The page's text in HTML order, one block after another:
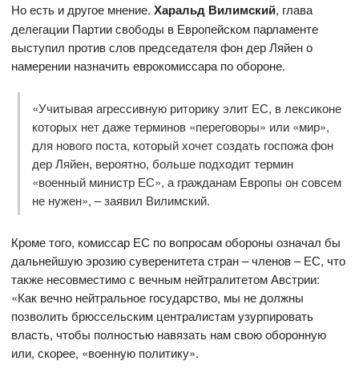
Но есть и другое мнение.Харальд Вилимский, глава
делегации Партии свободы в Европейском парламенте
выступил против слов председателя фон дер Ляйен о
намерении назначить еврокомиссара по обороне.
«Учитывая агрессивную риторику элит ЕС, в лексиконе
которых нет даже терминов «переговоры» или «мир»,
для нового поста, который хочет создать госпожа фон
дер Ляйен, вероятно, больше подходит термин
«военный министр ЕС», а гражданам Европы он совсем
не нужен», – заявил Вилимский.
Кроме того, комиссар ЕС по вопросам обороны означал бы
дальнейшую эрозию суверенитета стран – членов – ЕС, что
также несовместимо с вечным нейтралитетом Австрии:
«Как вечно нейтральное государство, мы не должны
позволить брюссельским централистам узурпировать
власть, чтобы полностью навязать нам свою оборонную
или, скорее, «военную политику».